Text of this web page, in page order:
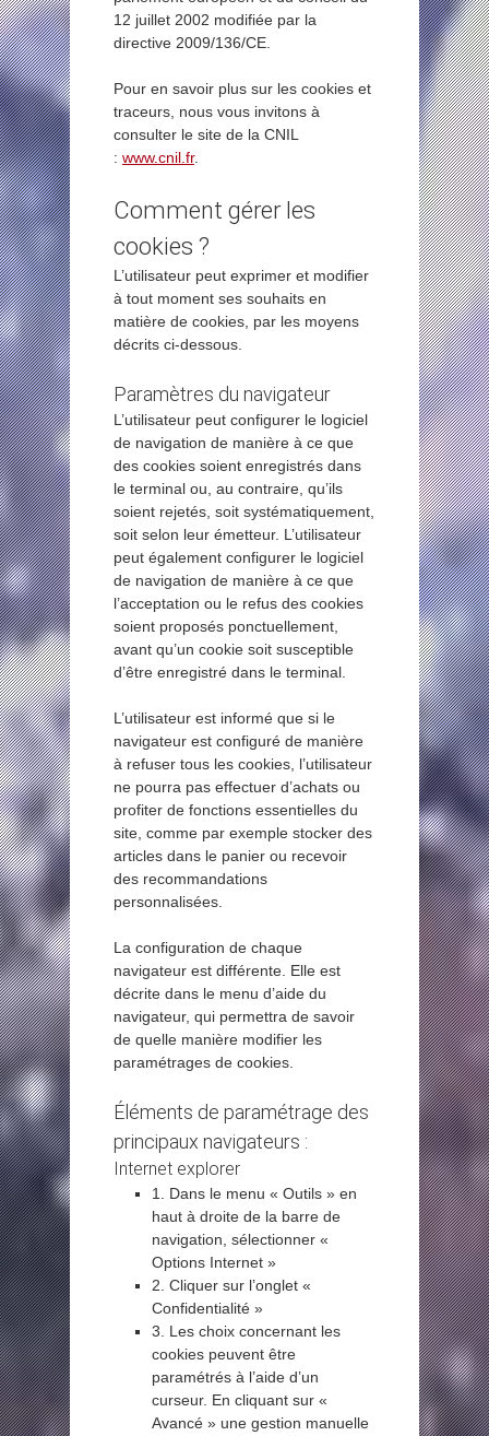
12 juillet 2002 modifiée par la
directive 2009/136/CE.
Pour en savoir plus sur les cookies et
traceurs, nous vous invitons à
consulter le site de la CNIL
: www.cnil.fr.
Comment gérer les
cookies ?
L’utilisateur peut exprimer et modifier
à tout moment ses souhaits en
matière de cookies, par les moyens
décrits ci-dessous.
Paramètres du navigateur
L’utilisateur peut configurer le logiciel
de navigation de manière à ce que
des cookies soient enregistrés dans
le terminal ou, au contraire, qu’ils
soient rejetés, soit systématiquement,
soit selon leur émetteur. L’utilisateur
peut également configurer le logiciel
de navigation de manière à ce que
l’acceptation ou le refus des cookies
soient proposés ponctuellement,
avant qu’un cookie soit susceptible
d’être enregistré dans le terminal.
L’utilisateur est informé que si le
navigateur est configuré de manière
à refuser tous les cookies, l’utilisateur
ne pourra pas effectuer d’achats ou
profiter de fonctions essentielles du
site, comme par exemple stocker des
articles dans le panier ou recevoir
des recommandations
personnalisées.
La configuration de chaque
navigateur est différente. Elle est
décrite dans le menu d’aide du
navigateur, qui permettra de savoir
de quelle manière modifier les
paramétrages de cookies.
Éléments de paramétrage des
principaux navigateurs :
Internet explorer
1. Dans le menu « Outils » en
haut à droite de la barre de
navigation, sélectionner «
Options Internet »
2. Cliquer sur l’onglet «
Confidentialité »
3. Les choix concernant les
cookies peuvent être
paramétrés à l’aide d’un
curseur. En cliquant sur «
Avancé » une gestion manuelle